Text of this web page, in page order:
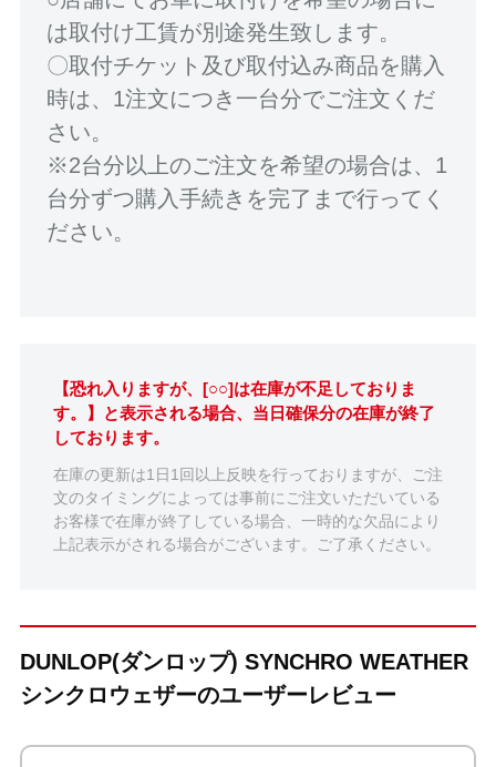
は取付け工賃が別途発生致します。
〇取付チケット及び取付込み商品を購入
時は、1注文につき一台分でご注文くだ
さい。
※2台分以上のご注文を希望の場合は、1
台分ずつ購入手続きを完了まで行ってく
ださい。
【恐れ入りますが、[○○]は在庫が不足しておりま
す。】と表示される場合、当日確保分の在庫が終了
しております。
在庫の更新は1日1回以上反映を行っておりますが、ご注
文のタイミングによっては事前にご注文いただいている
お客様で在庫が終了している場合、一時的な欠品により
上記表示がされる場合がございます。ご了承ください。
DUNLOP(ダンロップ) SYNCHRO WEATHER
シンクロウェザーのユーザーレビュー